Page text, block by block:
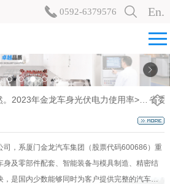
0592-6379576 En.
净我所能，源于自然。2023年金龙车身光伏电力使用率>50% 了解更多>
，系厦门金龙汽车集团（股票代码600686）重
及零部件配套、智能装备与模具制造、精密结
是国内少数能够同时为客户提供完整的汽车白